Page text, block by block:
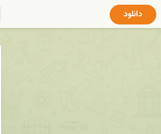
دانلود